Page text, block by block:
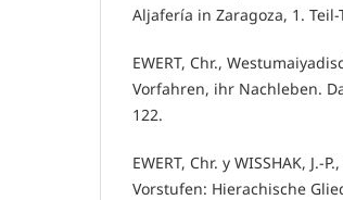
Aljafería in Zaragoza, 1.
EWERT, Chr.,
Vorfahren, ihr Nachleben.
122.
EWERT, Chr. y WISSHAK,
Vorstufen: Hierachische